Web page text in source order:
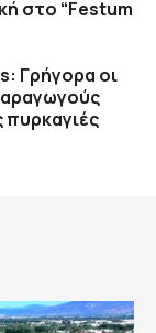
στο “Festum
Γρήγορα οι